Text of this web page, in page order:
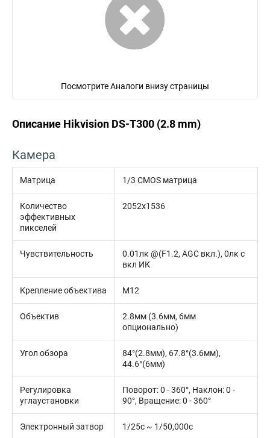
Посмотрите Аналоги внизу страницы
Описание Hikvision DS-T300 (2.8 mm)
Камера
Матрица 1/3 CMOS матрица
Количество
эффективных
пикселей
2052х1536
Чувствительность
0.01лк @(F1.2, AGC вкл.), 0лк с
вкл ИК
Крепление объектива М12
Объектив
2.8мм (3.6мм, 6мм
опционально)
Угол обзора
84°(2.8мм), 67.8°(3.6мм),
44.6°(6мм)
Регулировка
углаустановки
Поворот: 0 - 360°, Наклон: 0 -
90°, Вращение: 0 - 360°
Электронный затвор 1/25с ~ 1/50,000с